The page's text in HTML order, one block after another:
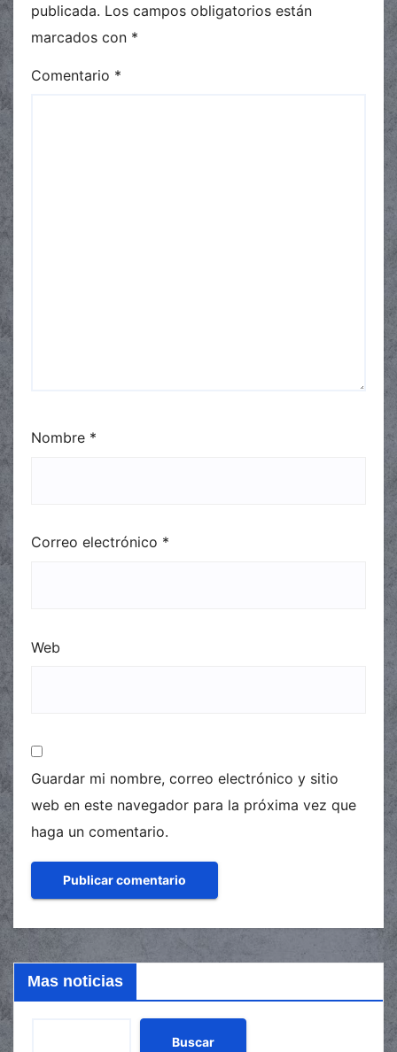
publicada. Los campos obligatorios están
marcados con *
Comentario *
Nombre *
Correo electrónico *
Web
Guardar mi nombre, correo electrónico y sitio
web en este navegador para la próxima vez que
haga un comentario.
Mas noticias
Buscar